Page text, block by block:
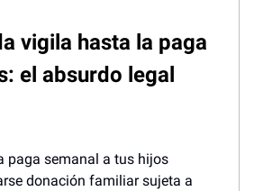
vigila hasta la paga
el absurdo legal
paga semanal a tus hijos
donación familiar sujeta a